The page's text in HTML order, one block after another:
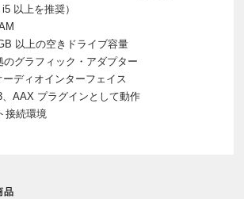
以上を推奨）
以上の空きドライブ容量
のグラフィック・アダプター
ーディオインターフェイス
、AAX プラグインとして動作
接続環境
品